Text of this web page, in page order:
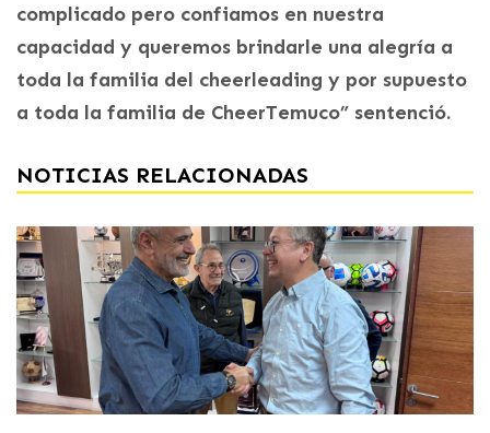
complicado pero confiamos en nuestra
capacidad y queremos brindarle una alegría a
toda la familia del cheerleading y por supuesto
a toda la familia de CheerTemuco” sentenció.
NOTICIAS RELACIONADAS